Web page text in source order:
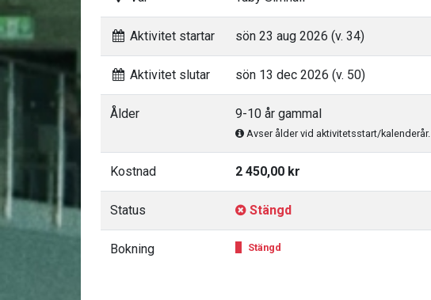
Aktivitet startar sön 23 aug 2026 (v. 34)
Aktivitet slutar sön 13 dec 2026 (v. 50)
Ålder 9-10 år gammal
Avser ålder vid aktivitetsstart/kalenderår.
Kostnad 2 450,00 kr
Status Stängd
Bokning Stängd